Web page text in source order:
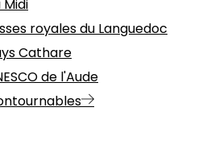
Midi
royales du Languedoc
Cathare
de l'Aude